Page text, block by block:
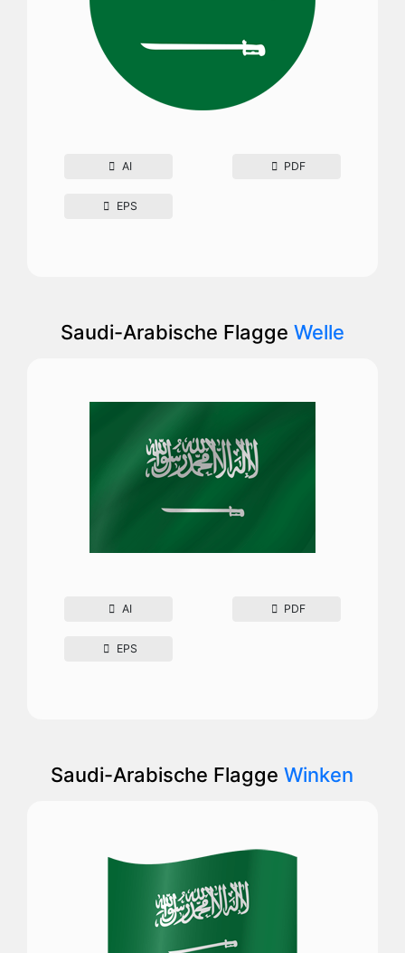
AI PDF
EPS
Saudi-Arabische Flagge Welle
AI PDF
EPS
Saudi-Arabische FlaggeWinken